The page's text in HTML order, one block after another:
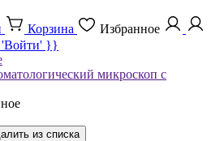
Корзина
Избранное
'Войти' }}
микроскоп с
из списка